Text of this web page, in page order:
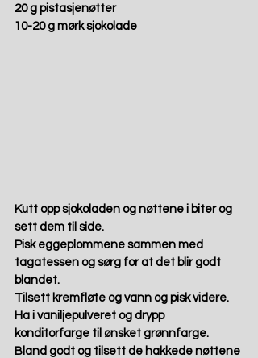
20 g pistasjenøtter
10-20 g mørk sjokolade
Kutt opp sjokoladen og nøttene i biter og
sett dem til side.
Pisk eggeplommene sammen med
tagatessen og sørg for at det blir godt
blandet.
Tilsett kremfløte og vann og pisk videre.
Ha i vaniljepulveret og drypp
konditorfarge til ønsket grønnfarge.
Bland godt og tilsett de hakkede nøttene